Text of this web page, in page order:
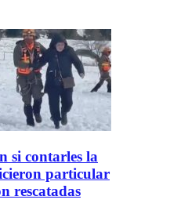
si contarles la
particular
rescatadas